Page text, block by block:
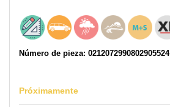
Número de pieza: 0212072990802905524
Próximamente